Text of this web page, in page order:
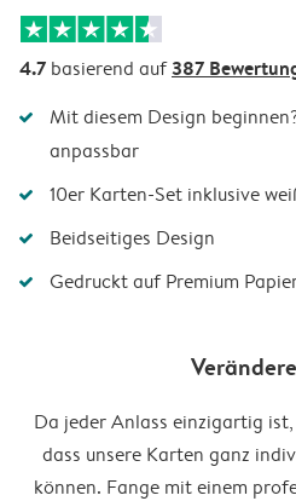
4.7 basierend auf387
Mit diesem Design
anpassbar
10er Karten-Set inklusive
Beidseitiges Design
Gedruckt auf Premium
Da jeder Anlass einzigartig
dass unsere Karten ganz
können. Fange mit einem